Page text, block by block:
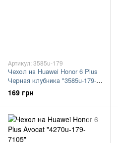
Артикул: 3585u-179
Чехол на Huawei Honor 6 Plus
Черная клубника "3585u-179-
7105"
169 грн